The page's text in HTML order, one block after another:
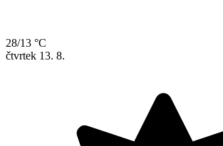
28/13 °C
čtvrtek 13. 8.